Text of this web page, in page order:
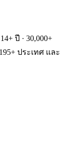
ปี · 30,000+
ประเทศ และ